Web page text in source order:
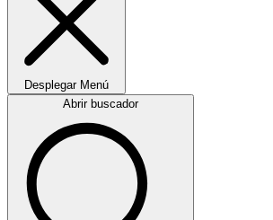
Desplegar Menú
Abrir buscador